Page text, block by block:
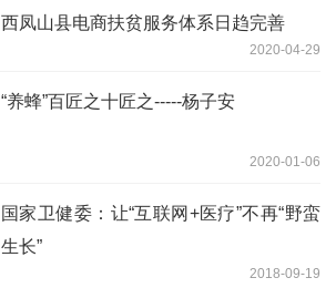
西凤山县电商扶贫服务体系日趋完善
2020-04-29
“养蜂”百匠之十匠之-----杨子安
2020-01-06
国家卫健委：让“互联网+医疗”不再“野蛮
生长”
2018-09-19